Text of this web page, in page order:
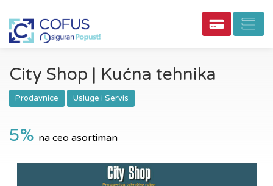
City Shop | Kućna tehnika
Prodavnice Usluge i Servis
5% na ceo asortiman